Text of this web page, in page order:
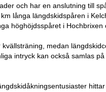
och har en anslutning till
långa längdskidspåren i
höghöjdsspåret i
medan
intryck kan också samlas